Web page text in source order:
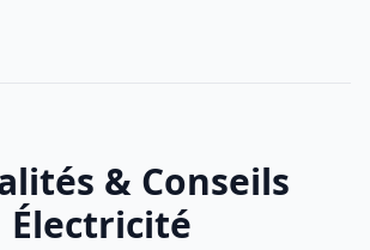
& Conseils
Électricité